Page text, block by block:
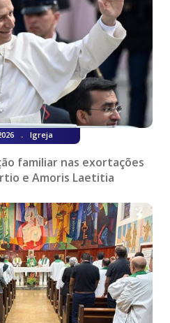
. Igreja
familiar nas exortações
e Amoris Laetitia